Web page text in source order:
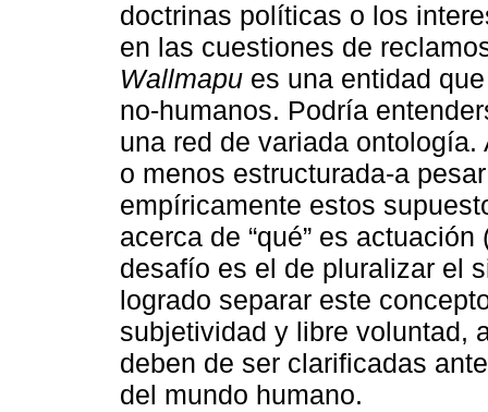
doctrinas políticas o los
en las cuestiones de
Wallmapu es una entidad
no-humanos. Podría
una red de variada
o menos estructurada-a
empíricamente estos
acerca de “qué” es actuación
desafío es el de pluralizar el
logrado separar este
subjetividad y libre voluntad,
deben de ser clarificadas
del mundo humano.